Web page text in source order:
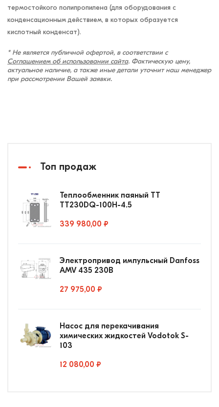
термостойкого полипропилена (для оборудования с
конденсационным действием, в которых образуется
кислотный конденсат).
* Не является публичной офертой, в соответствии с
Соглашением об использовании сайта. Фактическую цену,
актуальное наличие, а также иные детали уточнит наш менеджер
при рассмотрении Вашей заявки.
Топ продаж
Теплообменник паяный ТТ
ТТ230DQ-100Н-4.5
339 980,00 ₽
Электропривод импульсный Danfoss
AMV 435 230В
27 975,00 ₽
Насос для перекачивания
химических жидкостей Vodotok S-
103
12 080,00 ₽